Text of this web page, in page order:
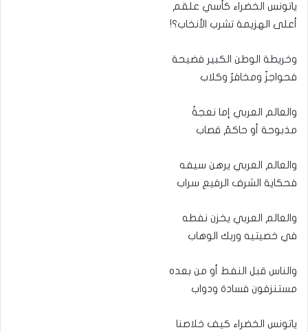
ياتونس الخضراء كأسي علقم
أعلى الهزيمة تشرب الأنخاب؟!
وخريطة الوطن الكبير فضيحة
فحواجزٌ ومخافرٌ وكلاب
والعالم العربي إما نعجةٌ
مذبوحة أو حاكمٌ قصاب
والعالم العربي يرهن سيفه
فحكاية الشرف الرفيع سراب
والعالم العربي يخزن نفطه
في خصيتيه وربك الوهاب
والناس قبل النفط أو من بعده
مستنزفون فسادة ودواب
ياتونس الخضراء كيف خلاصنا